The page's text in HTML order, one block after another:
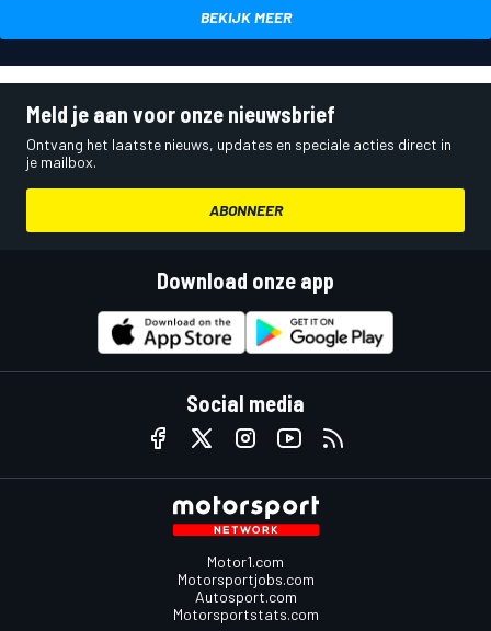
BEKIJK MEER
Meld je aan voor onze nieuwsbrief
Ontvang het laatste nieuws, updates en speciale acties direct in
je mailbox.
ABONNEER
Download onze app
Social media
Motor1.com
Motorsportjobs.com
Autosport.com
Motorsportstats.com